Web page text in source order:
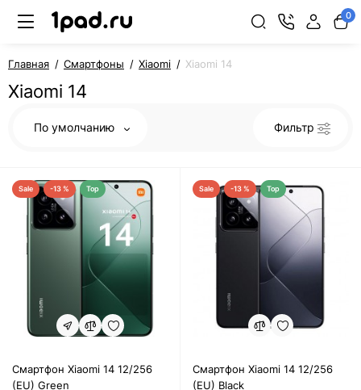
0
Главная Смартфоны Xiaomi Xiaomi 14
Xiaomi 14
По умолчанию Фильтр
Sale -13 % Top
Смартфон Xiaomi 14 12/256
(EU) Green
Sale -13 % Top
Смартфон Xiaomi 14 12/256
(EU) Black